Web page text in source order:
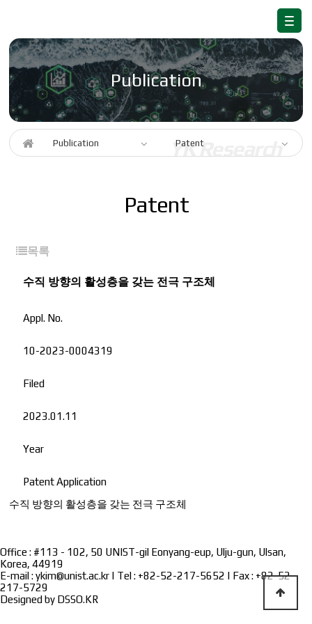
Publication
Publication Patent
Patent
목록
수직 방향의 활성층을 갖는 전극 구조체
Appl. No.
10-2023-0004319
Filed
2023.01.11
Year
Patent Application
수직 방향의 활성층을 갖는 전극 구조체
Office : #113 - 102, 50 UNIST-gil Eonyang-eup, Ulju-gun, Ulsan,
Korea, 44919
E-mail : ykim@unist.ac.kr | Tel : +82-52-217-5652 | Fax : +82-52-
217-5729
Designed by DSSO.KR